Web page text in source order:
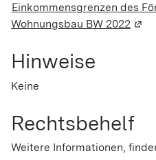
Einkommensgrenzen des
Wohnungsbau BW 2022
Hinweise
Keine
Rechtsbehelf
Weitere Informationen,